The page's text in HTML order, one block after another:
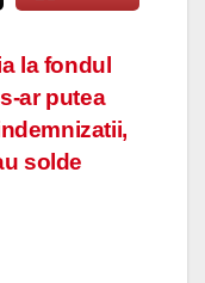
la fondul
ar putea
solde